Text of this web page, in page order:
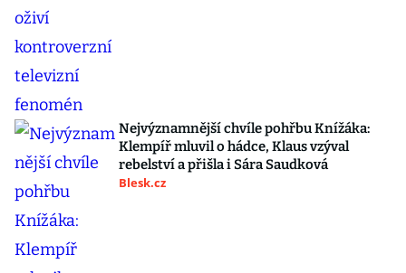
Nejvýznamnější chvíle pohřbu Knížáka:
Klempíř mluvil o hádce, Klaus vzýval
rebelství a přišla i Sára Saudková
Blesk.cz